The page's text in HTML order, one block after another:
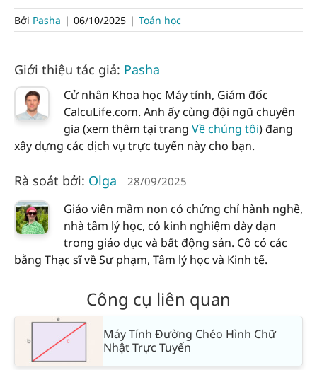
Bởi Pasha | 06/10/2025 | Toán học
Giới thiệu tác giả: Pasha
Cử nhân Khoa học Máy tính, Giám đốc
CalcuLife.com. Anh ấy cùng đội ngũ chuyên
gia (xem thêm tại trang Về chúng tôi) đang
xây dựng các dịch vụ trực tuyến này cho bạn.
Rà soát bởi: Olga 28/09/2025
Giáo viên mầm non có chứng chỉ hành nghề,
nhà tâm lý học, có kinh nghiệm dày dạn
trong giáo dục và bất động sản. Cô có các
bằng Thạc sĩ về Sư phạm, Tâm lý học và Kinh tế.
Công cụ liên quan
Máy Tính Đường Chéo Hình Chữ
Nhật Trực Tuyến